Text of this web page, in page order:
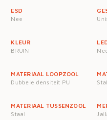
ESD
Nee
KLEUR
BRUIN
MATERIAAL LOOPZOOL
Dubbele densiteit PU
MATERIAAL TUSSENZOOL
Staal